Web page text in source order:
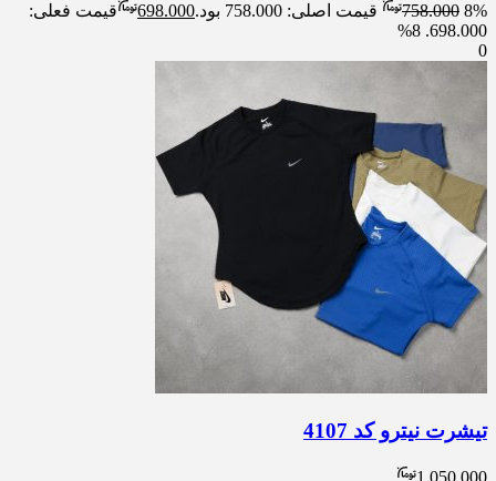
8%
758.000 قیمت اصلی: 758.000 بود. 698.000
قیمت فعلی:
698.000.
8%
0
تیشرت نیترو کد 4107